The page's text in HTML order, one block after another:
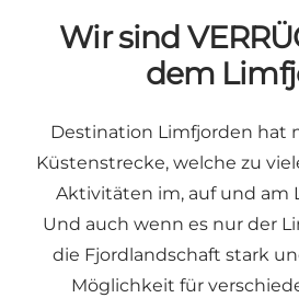
Wir sind
dem
Destination Limfjorden hat
Küstenstrecke, welche zu
Aktivitäten im, auf und am
Und auch wenn es nur der
die Fjordlandschaft stark
Möglichkeit für